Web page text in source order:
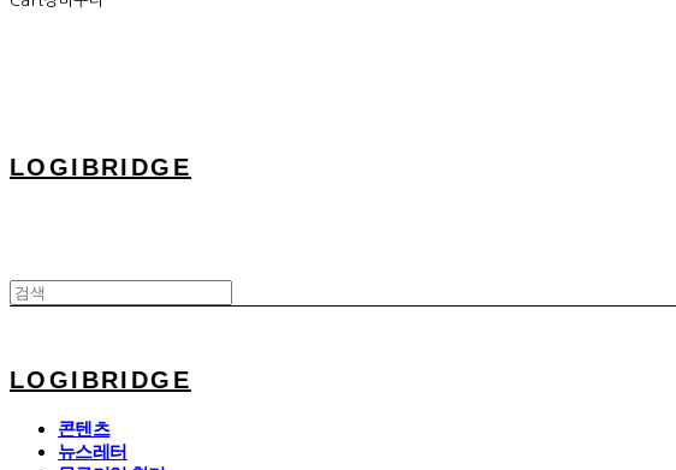
LOGIBRIDGE
LOGIBRIDGE
콘텐츠
뉴스레터